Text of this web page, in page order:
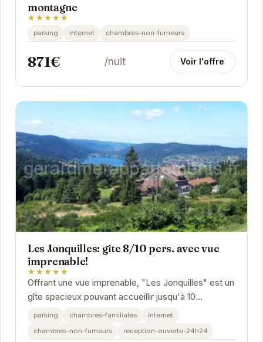
montagne
★★★★★
parking internet chambres-non-fumeurs
871€ /nuit Voir l'offre
Les Jonquilles: gîte 8/10 pers. avec vue
imprenable!
★★★★★
Offrant une vue imprenable, "Les Jonquilles" est un
gîte spacieux pouvant accueillir jusqu'à 10
personnes. Situé à Gérardmer, il est idéal pour...
parking chambres-familiales
internet
chambres-non-fumeurs
reception-ouverte-24h24